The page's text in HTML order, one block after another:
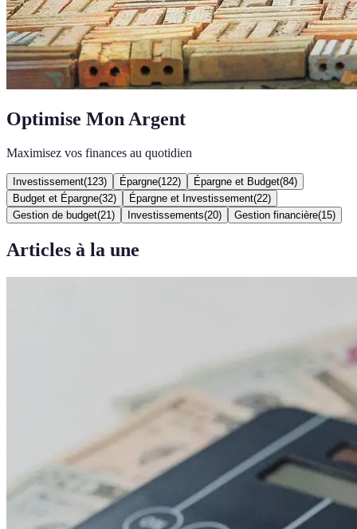
Optimise Mon Argent
Maximisez vos finances au quotidien
Investissement(123) Épargne(122) Épargne et Budget(84)
Budget et Épargne(32) Épargne et Investissement(22)
Gestion de budget(21 ) Investissements(20) Gestion financière(15)
Articles à la une